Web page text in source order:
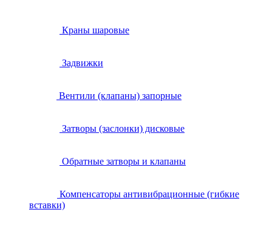
Краны шаровые
Задвижки
Вентили (клапаны) запорные
Затворы (заслонки) дисковые
Обратные затворы и клапаны
Компенсаторы антивибрационные (гибкие
вставки)